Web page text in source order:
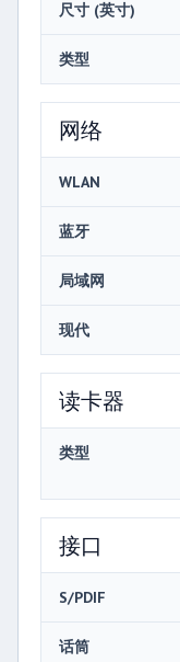
尺寸 (英寸)
类型
网络
WLAN
蓝牙
局域网
现代
读卡器
类型
接口
S/PDIF
话筒